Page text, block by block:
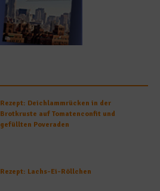
Rezept: Deichlammrücken in der
Brotkruste auf Tomatenconfit und
gefüllten Poveraden
Rezept: Lachs-Ei-Röllchen